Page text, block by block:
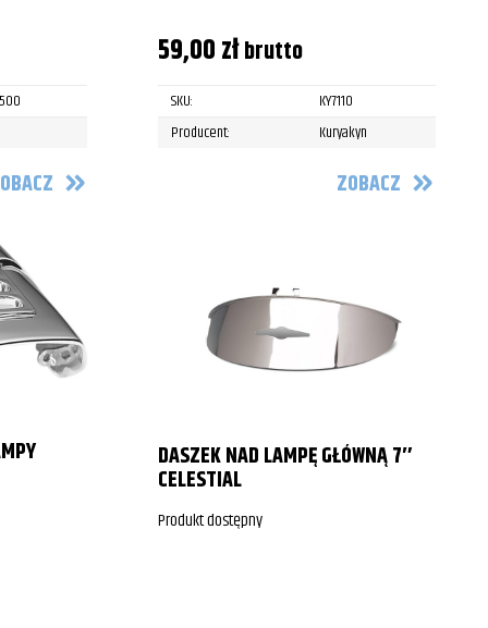
59,00złbrutto
SKU:
KY7110
Producent:
Kuryakyn
ZOBACZ
DASZEK NAD LAMPĘ GŁÓWNĄ 7″
CELESTIAL
Produkt dostępny